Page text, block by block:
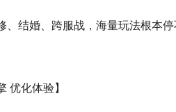
、结婚、跨服战，海量玩法根本
优化体验】